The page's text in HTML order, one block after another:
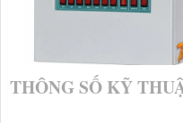
THÔNG SỐ KỸ